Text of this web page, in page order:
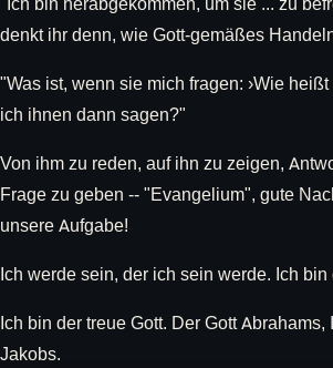
denkt ihr denn, wie Gott-gemäßes
"Was ist, wenn sie mich fragen: ›Wie heißt
ich ihnen dann sagen?"
Von ihm zu reden, auf ihn zu zeigen,
Frage zu geben -- "Evangelium", gute
unsere Aufgabe!
Ich werde sein, der ich sein werde. Ich bin
Ich bin der treue Gott. Der Gott Abrahams,
Jakobs.